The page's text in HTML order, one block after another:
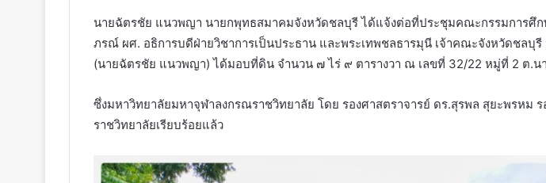
นายฉัตรชัย แนวพญา นายกพุทธสมาคมจังหวัดชลบุรี ได้แจ้งต่อที่ประชุมคณะกรรมการศึ
ภรณ์ ผศ. อธิการบดีฝ่ายวิชาการเป็นประธาน และพระเทพชลธารมุนี เจ้าคณะจังหวัดชล
(นายฉัตรชัย แนวพญา) ได้มอบที่ดิน จำนวน ๗ ไร่ ๙ ตารางวา ณ เลขที่ 32/22 หมู่ที่ 2 ต.น
ซึ่งมหาวิทยาลัยมหาจุฬาลงกรณราชวิทยาลัย โดย รองศาสตราจารย์ ดร.สุรพล สุยะพรห
ราชวิทยาลัยเรียบร้อยแล้ว